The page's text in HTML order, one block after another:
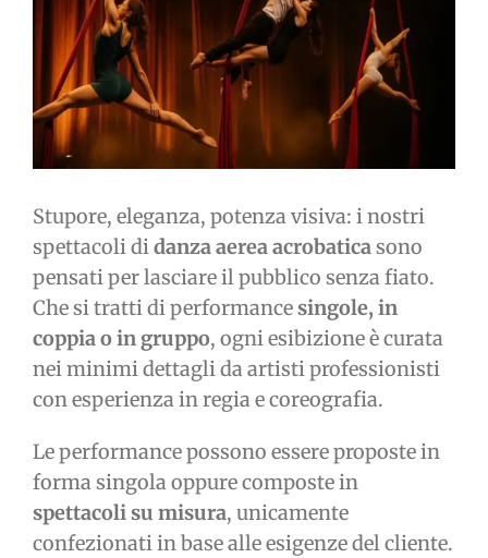
Stupore, eleganza, potenza visiva: i nostri
spettacoli didanza aerea acrobaticasono
pensati per lasciare il pubblico senza fiato.
Che si tratti di performancesingole, in
coppia o in gruppo, ogni esibizione è curata
nei minimi dettagli da artisti professionisti
con esperienza in regia e coreografia.
Le performance possono essere proposte in
forma singola oppure composte in
spettacoli su misura, unicamente
confezionati in base alle esigenze del cliente.